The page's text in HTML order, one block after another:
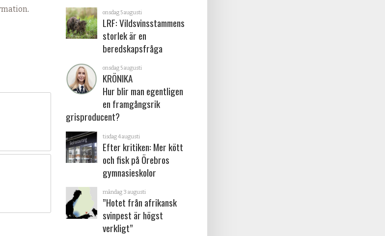
.
onsdag 5 augusti
LRF: Vildsvinsstammens
storlek är en
beredskapsfråga
onsdag 5 augusti
KRÖNIKA
Hur blir man egentligen
en framgångsrik
grisproducent?
tisdag 4 augusti
Efter kritiken: Mer kött
och fisk på Örebros
gymnasieskolor
måndag 3 augusti
”Hotet från afrikansk
svinpest är högst
verkligt”